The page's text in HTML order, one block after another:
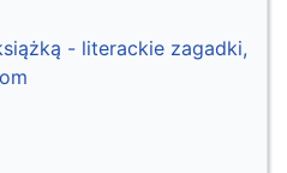
- literackie zagadki,